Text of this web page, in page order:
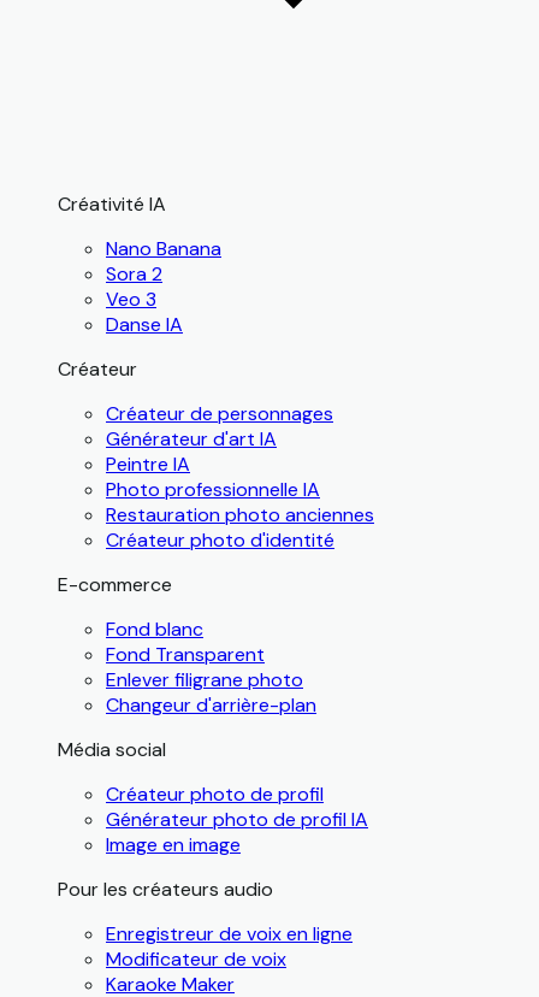
Créativité IA
Nano Banana
Sora 2
Veo 3
Danse IA
Créateur
Créateur de personnages
Générateur d'art IA
Peintre IA
Photo professionnelle IA
Restauration photo anciennes
Créateur photo d'identité
E-commerce
Fond blanc
Fond Transparent
Enlever filigrane photo
Changeur d'arrière-plan
Média social
Créateur photo de profil
Générateur photo de profil IA
Image en image
Pour les créateurs audio
Enregistreur de voix en ligne
Modificateur de voix
Karaoke Maker